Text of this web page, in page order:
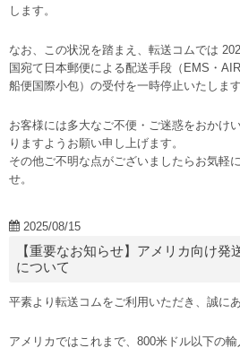
します。
なお、この状況を踏まえ、転送コムでは
国宛て日本郵便による配送手段（EMS・
船便国際小包）の受付を一時停止いたします
お客様には多大なご不便・ご迷惑をおかけ
りますようお願い申し上げます。
その他ご不明な点がございましたらお気軽
せ。
2025/08/15
【重要なお知らせ】アメリカ向け発
について
平素より転送コムをご利用いただき、誠に
アメリカではこれまで、800米ドル以下の